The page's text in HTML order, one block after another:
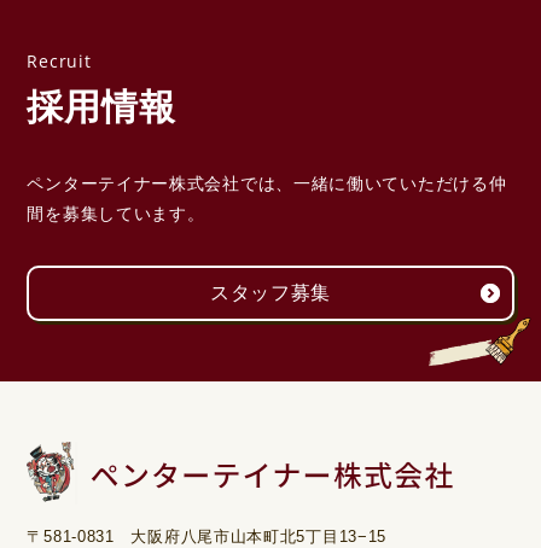
採用情報
ペンターテイナー株式会社では、一緒に働いていただける仲
間を募集しています。
スタッフ募集
〒581-0831 大阪府八尾市山本町北5丁目13−15